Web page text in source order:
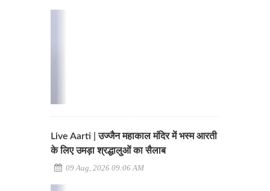
Live Aarti | उज्जैन महाकाल मंदिर में भस्म आरती
के लिए उमड़ा श्रद्धालुओं का सैलाब
09 Aug, 2026 09:06 AM